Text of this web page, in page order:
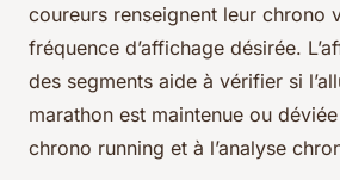
coureurs renseignent leur chrono
fréquence d’affichage désirée.
des segments aide à vérifier si
marathon est maintenue ou
chrono running et à l’analyse